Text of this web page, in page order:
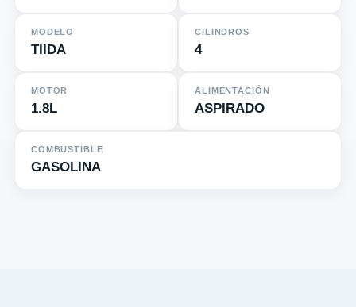
MODELO
TIIDA
CILINDROS
4
MOTOR
1.8L
ALIMENTACIÓN
ASPIRADO
COMBUSTIBLE
GASOLINA